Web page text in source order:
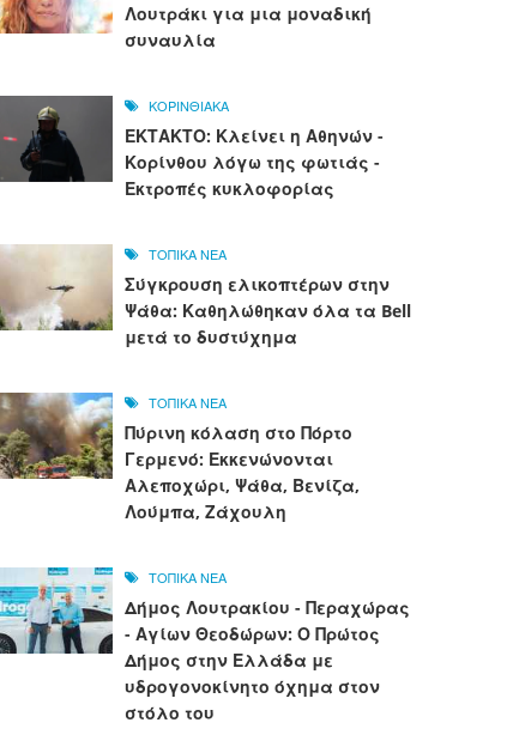
Λουτράκι για μια μοναδική
συναυλία
ΚΟΡΙΝΘΙΑΚΑ
ΕΚΤΑΚΤΟ: Κλείνει η Αθηνών -
Κορίνθου λόγω της φωτιάς -
Εκτροπές κυκλοφορίας
ΤΟΠΙΚΑ ΝΕΑ
Σύγκρουση ελικοπτέρων στην
Ψάθα: Καθηλώθηκαν όλα τα Bell
μετά το δυστύχημα
ΤΟΠΙΚΑ ΝΕΑ
Πύρινη κόλαση στο Πόρτο
Γερμενό: Εκκενώνονται
Αλεποχώρι, Ψάθα, Βενίζα,
Λούμπα, Ζάχουλη
ΤΟΠΙΚΑ ΝΕΑ
Δήμος Λουτρακίου - Περαχώρας
- Αγίων Θεοδώρων: Ο Πρώτος
Δήμος στην Ελλάδα με
υδρογονοκίνητο όχημα στον
στόλο του